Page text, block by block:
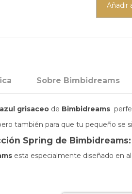
Añadir
Sobre Bimbidreams
grisaceo de Bimbidreams
también para que tu pequeño
Spring de Bimbidreams:
esta especialmente diseñado en